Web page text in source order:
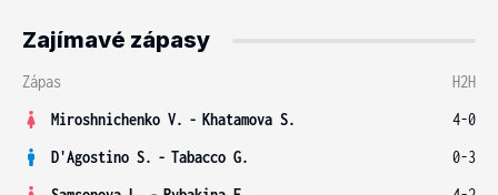
Zajímavé zápasy
Zápas
H2H
Miroshnichenko V. - Khatamova S.
4-0
D'Agostino S. - Tabacco G.
0-3